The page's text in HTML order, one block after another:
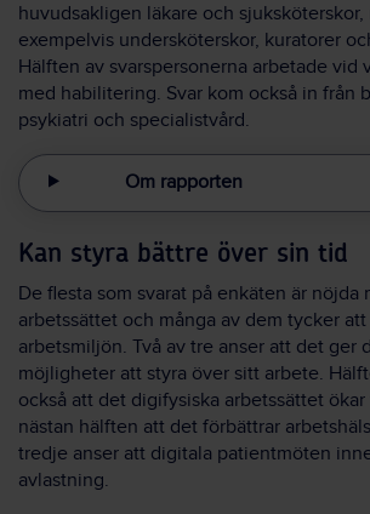
huvudsakligen läkare och sjuksköterskor,
exempelvis undersköterskor, kuratorer
Hälften av svarspersonerna arbetade vid
med habilitering. Svar kom också in från
psykiatri och specialistvård.
Om rapporten
Kan styra bättre över sin tid
De flesta som svarat på enkäten är nöjda
arbetssättet och många av dem tycker
arbetsmiljön. Två av tre anser att det ger
möjligheter att styra över sitt arbete.
också att det digifysiska arbetssättet
nästan hälften att det förbättrar
tredje anser att digitala patientmöten
avlastning.